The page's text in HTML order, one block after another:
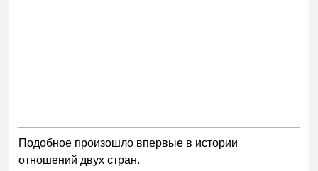
Подобное произошло впервые в истории
отношений двух стран.